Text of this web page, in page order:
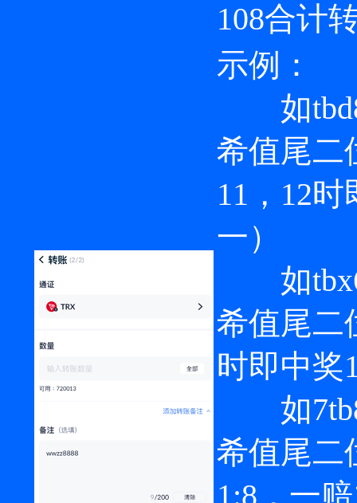
108合计
示例：
如
希值尾二
11，12
一）
如
希值尾二
时即中奖
如
希值尾二
1:8，一